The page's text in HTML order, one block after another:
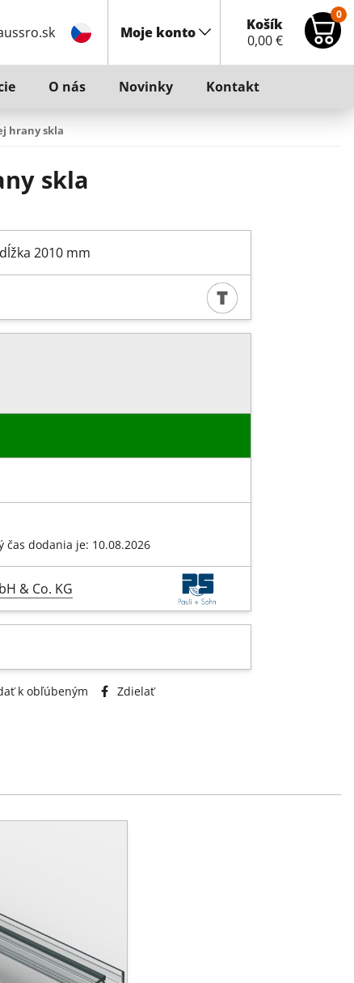
Moje konto
Košík
0,00€
0
O nás Novinky Kontakt
hrany skla
skla
2010 mm
dodania je: 10.08.2026
& Co. KG
k obľúbeným Zdielať